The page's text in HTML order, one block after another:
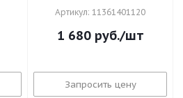
Артикул: 11361401120
1 680руб./шт
Запросить цену